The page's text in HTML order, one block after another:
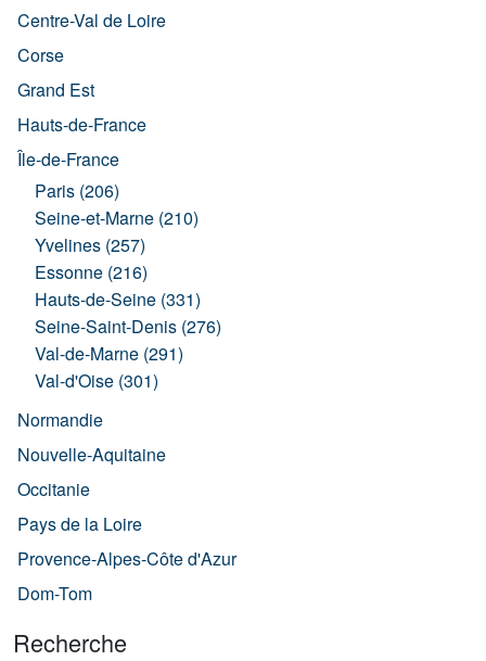
Centre-Val de Loire
Corse
Grand Est
Hauts-de-France
Île-de-France
Paris (206)
Seine-et-Marne (210)
Yvelines (257)
Essonne (216)
Hauts-de-Seine (331)
Seine-Saint-Denis (276)
Val-de-Marne (291)
Val-d'Oise (301)
Normandie
Nouvelle-Aquitaine
Occitanie
Pays de la Loire
Provence-Alpes-Côte d'Azur
Dom-Tom
Recherche